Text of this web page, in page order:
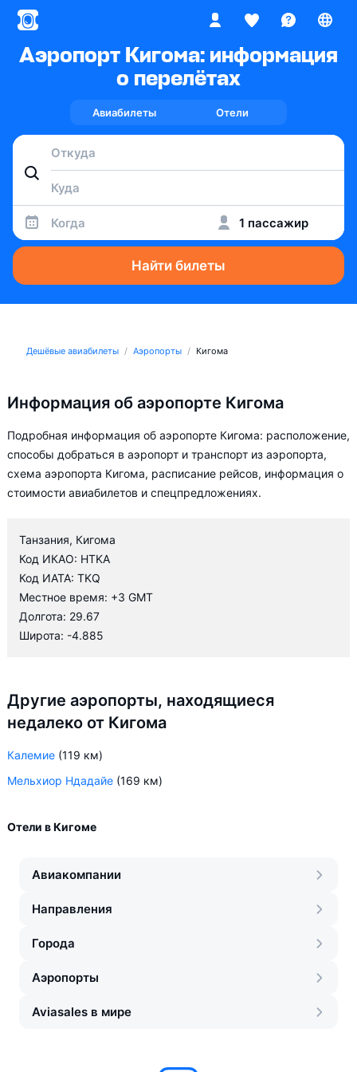
Аэропорт Кигома: информация
о перелётах
Авиабилеты Отели
Когда 1 пассажир
Найти билеты
Дешёвые авиабилеты Аэропорты Кигома
Информация об аэропорте Кигома
Подробная информация об аэропорте Кигома: расположение,
способы добраться в аэропорт и транспорт из аэропорта,
схема аэропорта Кигома, расписание рейсов, информация о
стоимости авиабилетов и спецпредложениях.
Танзания, Кигома
Код ИКАО: HTKA
Код ИАТА: TKQ
Местное время: +3 GMT
Долгота: 29.67
Широта: -4.885
Другие аэропорты, находящиеся
недалеко от Кигома
Калемие (119 км)
Мельхиор Ндадайе (169 км)
Отели в Кигоме
Авиакомпании
Направления
Города
Аэропорты
Aviasales в мире